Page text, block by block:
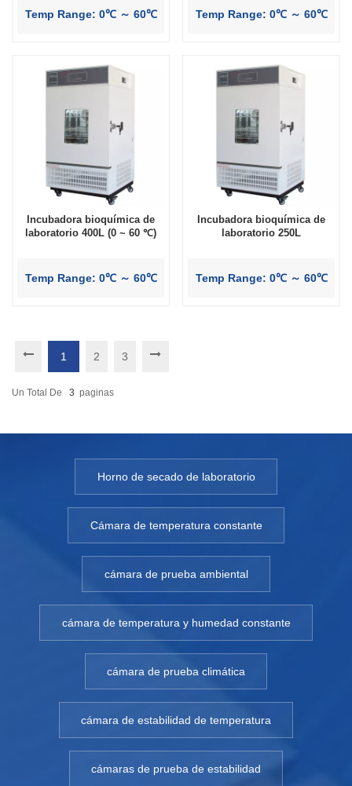
Temp Range: 0℃ ～ 60℃ Temp Range: 0℃ ～ 60℃
Incubadora bioquímica de
laboratorio 400L (0 ~ 60 ℃)
Temp Range: 0℃ ～ 60℃
Incubadora bioquímica de
laboratorio 250L
Temp Range: 0℃ ～ 60℃
1 2 3
Un Total De 3 Paginas
Horno de secado de laboratorio
Cámara de temperatura constante
cámara de prueba ambiental
cámara de temperatura y humedad constante
cámara de prueba climática
cámara de estabilidad de temperatura
cámaras de prueba de estabilidad